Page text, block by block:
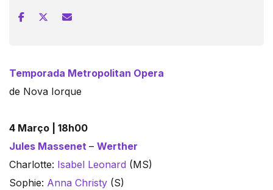
Temporada Metropolitan Opera
de Nova Iorque
4 Março | 18h00
Jules Massenet – Werther
Charlotte: Isabel Leonard (MS)
Sophie: Anna Christy (S)